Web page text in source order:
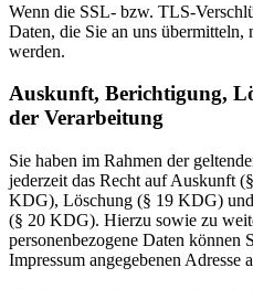
Wenn die SSL- bzw. TLS-
Daten, die Sie an uns
werden.
Auskunft, Berichtigung,
der Verarbeitung
Sie haben im Rahmen der
jederzeit das Recht auf Auskunft
KDG), Löschung (§ 19 KDG)
(§ 20 KDG). Hierzu sowie zu
personenbezogene Daten können
Impressum angegebenen Adresse